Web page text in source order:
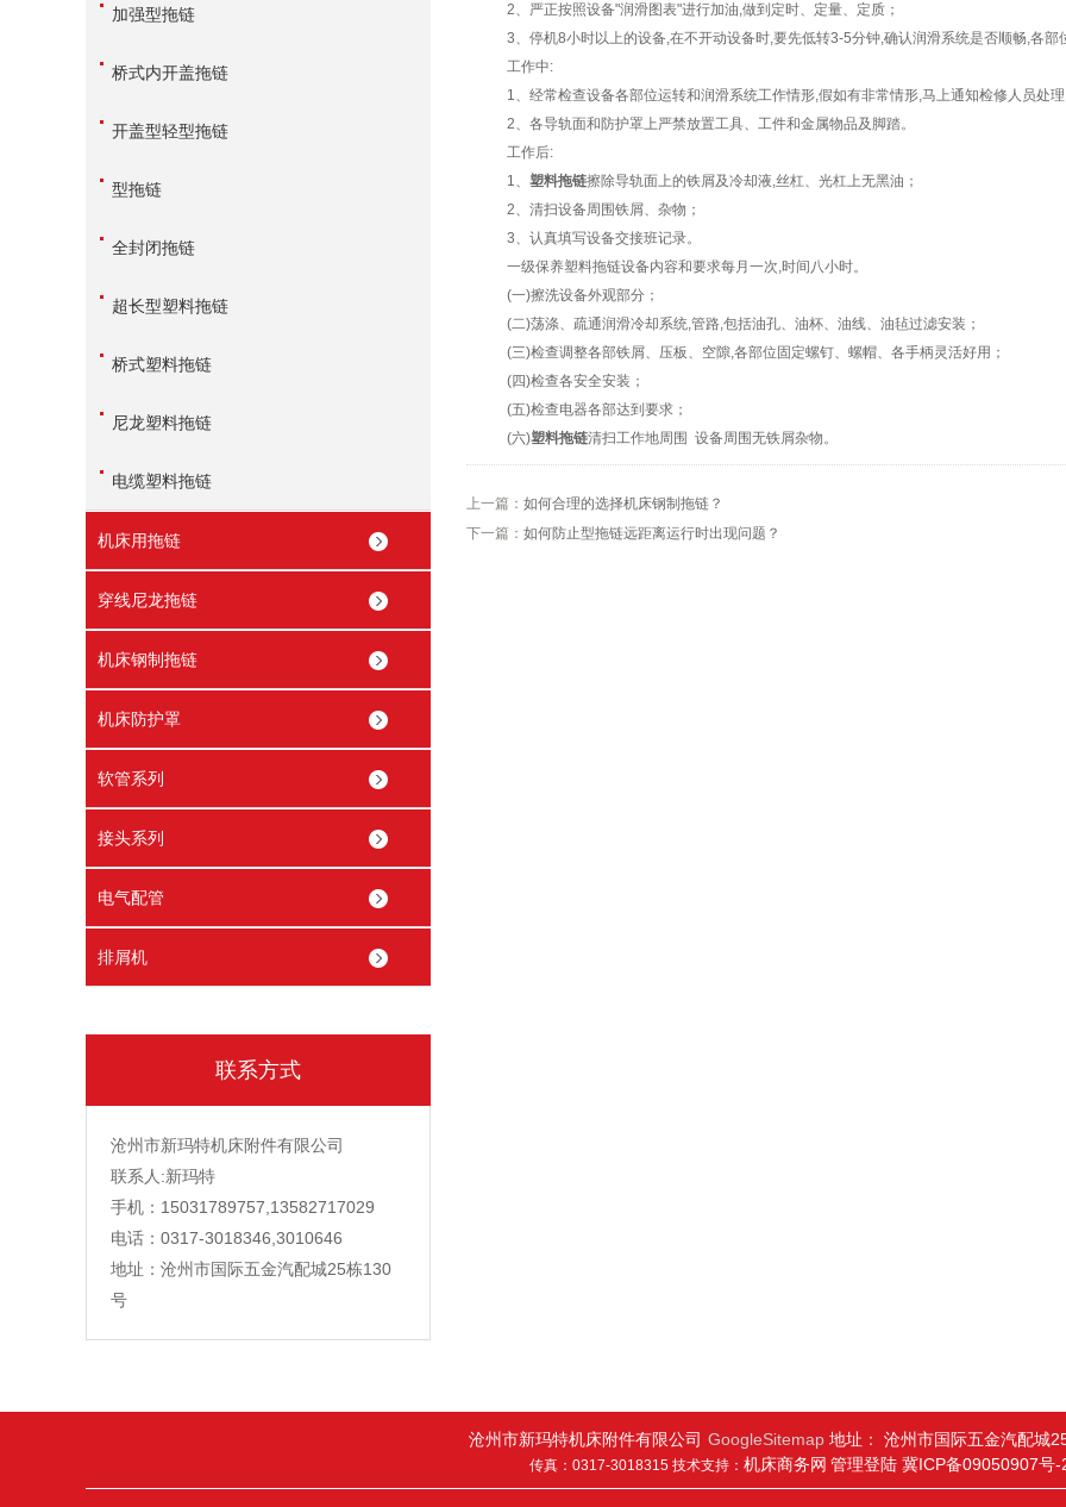
加强型拖链
桥式内开盖拖链
开盖型轻型拖链
型拖链
全封闭拖链
超长型塑料拖链
桥式塑料拖链
尼龙塑料拖链
电缆塑料拖链
机床用拖链
穿线尼龙拖链
机床钢制拖链
机床防护罩
软管系列
接头系列
电气配管
排屑机
联系方式
沧州市新玛特机床附件有限公司
联系人:新玛特
手机：15031789757,13582717029
电话：0317-3018346,3010646
地址：沧州市国际五金汽配城25栋130
号
2、严正按照设备"润滑图表"进行加油,做到定时、定量、定质；
3、停机8小时以上的设备,在不开动设备时,要先低转3-5分钟,确认润滑系统是否顺畅,各部
工作中:
1、经常检查设备各部位运转和润滑系统工作情形,假如有非常情形,马上通知检修人员处
2、各导轨面和防护罩上严禁放置工具、工件和金属物品及脚踏。
工作后:
1、 塑料拖链擦除导轨面上的铁屑及冷却液,丝杠、光杠上无黑油；
2、清扫设备周围铁屑、杂物；
3、认真填写设备交接班记录。
一级保养塑料拖链设备内容和要求每月一次,时间八小时。
(一)擦洗设备外观部分；
(二)荡涤、疏通润滑冷却系统,管路,包括油孔、油杯、油线、油毡过滤安装；
(三)检查调整各部铁屑、压板、空隙,各部位固定螺钉、螺帽、各手柄灵活好用；
(四)检查各安全安装；
(五)检查电器各部达到要求；
(六)塑料拖链清扫工作地周围 设备周围无铁屑杂物。
上一篇： 如何合理的选择机床钢制拖链？
下一篇： 如何防止型拖链远距离运行时出现问题？
沧州市新玛特机床附件有限公司 GoogleSitemap地址： 沧州市国际五金汽配城
传真：0317-3018315 技术支持： 机床商务网 管理登陆 冀ICP备09050907号-